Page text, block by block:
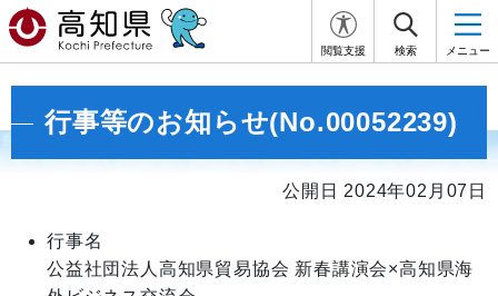
閲覧支援 検索 メニュー
行事等のお知らせ(No.00052239)
公開日 2024年02月07日
行事名
公益社団法人高知県貿易協会 新春講演会×高知県海